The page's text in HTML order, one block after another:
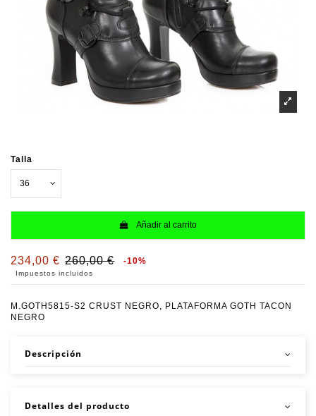
Talla
Añadir al carrito
234,00 € 260,00 € -10%
Impuestos incluidos
M.GOTH5815-S2 CRUST NEGRO, PLATAFORMA GOTH TACON
NEGRO
Descripción
Detalles del producto